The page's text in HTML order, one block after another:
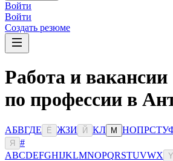
Войти
Войти
Создать резюме
Работа и вакансии
по профессии в
АБВГДЕ Ё ЖЗИ Й КЛ М НОПРСТУ
Я
#
ABCDEFGHIJKLMNOPQRSTUVWX Y